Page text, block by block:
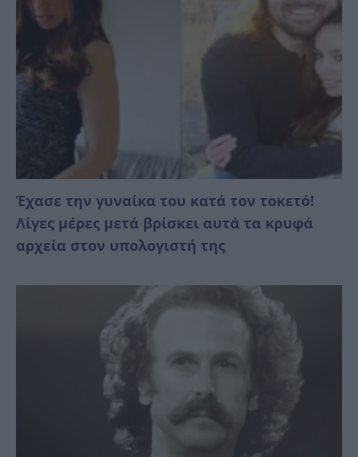
Έχασε την γυναίκα του κατά τον τοκετό!
Λίγες μέρες μετά βρίσκει αυτά τα κρυφά
αρχεία στον υπολογιστή της